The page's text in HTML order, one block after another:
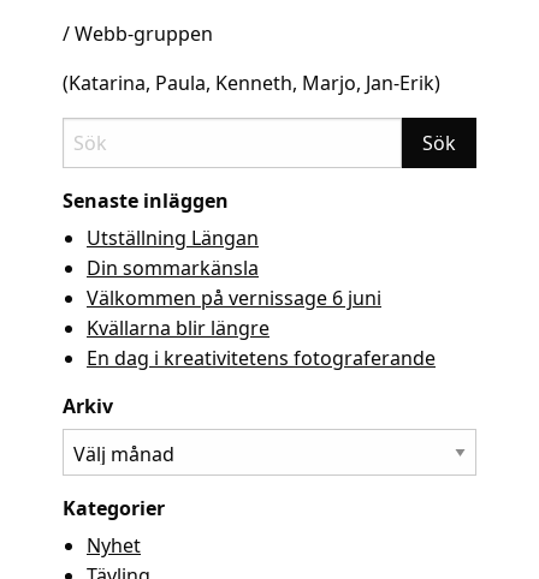
/ Webb-gruppen
(Katarina, Paula, Kenneth, Marjo, Jan-Erik)
Senaste inläggen
Utställning Längan
Din sommarkänsla
Välkommen på vernissage 6 juni
Kvällarna blir längre
En dag i kreativitetens fotograferande
Arkiv
Arkiv
Kategorier
Nyhet